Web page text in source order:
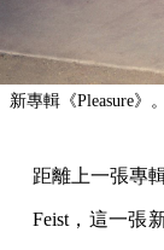
新專輯《Pleasure》。
距離上一張專
Feist，這一張